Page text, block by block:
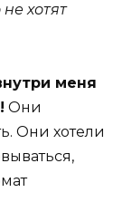
хотят
меня
Они
Они хотели